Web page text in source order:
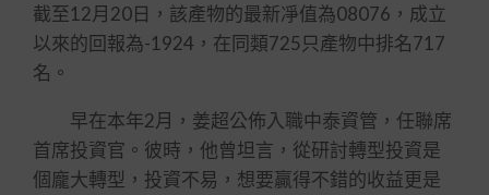
截至12月20日，該產物的最新凈值為08076，成立
以來的回報為-1924，在同類725只產物中排名717
名。
早在本年2月，姜超公佈入職中泰資管，任聯席
首席投資官。彼時，他曾坦言，從研討轉型投資是
個龐大轉型，投資不易，想要贏得不錯的收益更是